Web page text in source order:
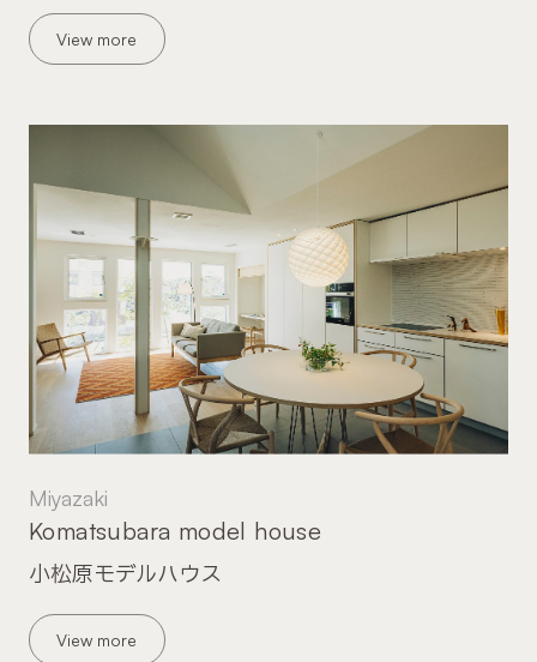
View more
Miyazaki
小松原モデルハウス
Komatsubara model house
View more